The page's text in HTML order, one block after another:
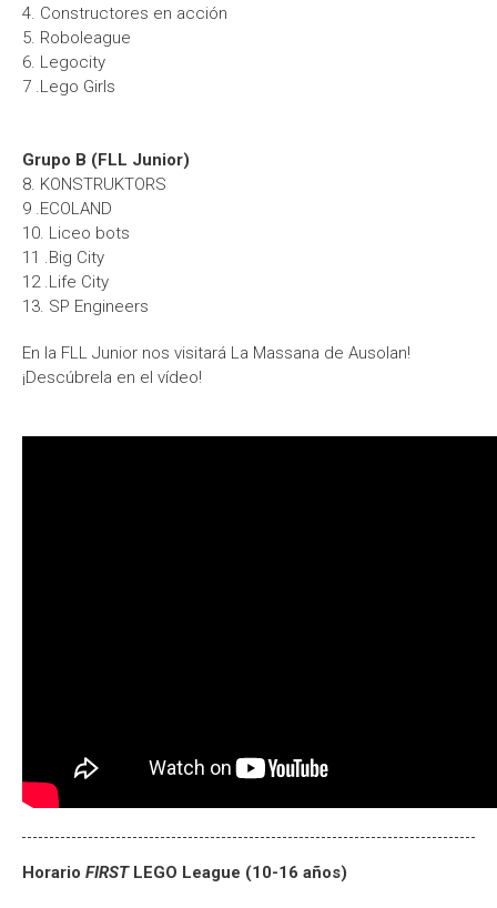
4. Constructores en acción
5. Roboleague
6. Legocity
7 .Lego Girls
Grupo B (FLL Junior)
8. KONSTRUKTORS
9 .ECOLAND
10. Liceo bots
11 .Big City
12 .Life City
13. SP Engineers
En la FLL Junior nos visitará La Massana de Ausolan!
¡Descúbrela en el vídeo!
Horario FIRST LEGO League (10-16 años)